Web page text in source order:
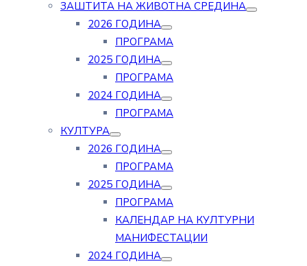
ЗАШТИТА НА ЖИВОТНА СРЕДИНА
2026 ГОДИНА
ПРОГРАМА
2025 ГОДИНА
ПРОГРАМА
2024 ГОДИНА
ПРОГРАМА
КУЛТУРА
2026 ГОДИНА
ПРОГРАМА
2025 ГОДИНА
ПРОГРАМА
КАЛЕНДАР НА КУЛТУРНИ
МАНИФЕСТАЦИИ
2024 ГОДИНА